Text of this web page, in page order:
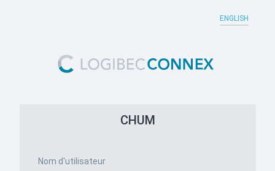
ENGLISH
CHUM
Nom d'utilisateur